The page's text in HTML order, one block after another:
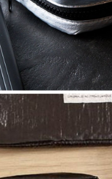
公司。
，請瀏覽以下網址：
https://
徵得法定代理人或監護人之同意
經同意申辦者引起之損失，本公
」時，將依據個別帳號之用戶狀
；若仍有額度不足之情形，本公
或使用他人資訊註冊。若發現
權停止該用戶之使用額度並採取